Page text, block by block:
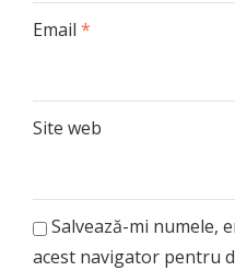
Email *
Site web
Salvează-mi numele,
acest navigator pentru